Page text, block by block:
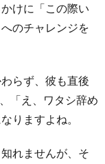
けに「この際い
のチャレンジを
らず、彼も直後
「え、ワタシ辞め
りますよね。
れませんが、そ